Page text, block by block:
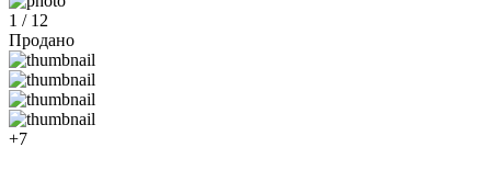
1 / 12
Продано
+7